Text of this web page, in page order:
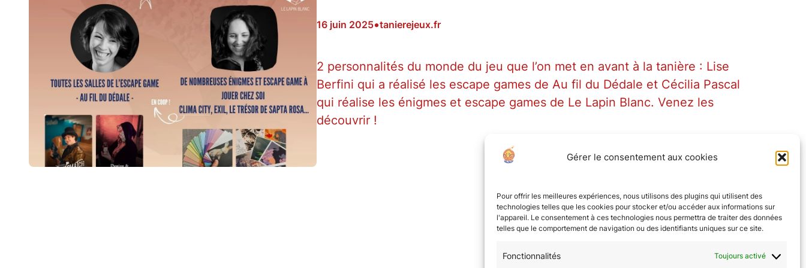
Gérer le consentement aux cookies
Pour offrir les meilleures expériences, nous utilisons des plugins qui utilisent des
technologies telles que les cookies pour stocker et/ou accéder aux informations sur
l'appareil. Le consentement à ces technologies nous permettra de traiter des données
telles que le comportement de navigation ou des identifiants uniques sur ce site.
Fonctionnalités Toujours activé
16 juin 2025•tanierejeux.fr
2 personnalités du monde du jeu que l’on met en avant à la tanière : Lise
Berfini qui a réalisé les escape games de Au fil du Dédale et Cécilia Pascal
qui réalise les énigmes et escape games de Le Lapin Blanc. Venez les
découvrir !